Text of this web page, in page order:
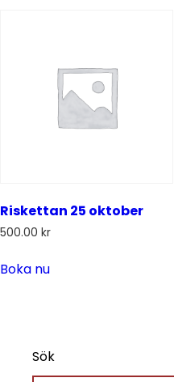
Riskettan 25 oktober
500.00 kr
Boka nu
Sök